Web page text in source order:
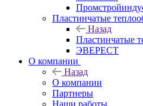
Пластинчатые
Назад
Пластинчатые
ЭВЕРЕСТ
О компании
Назад
О компании
Партнеры
Наши работы